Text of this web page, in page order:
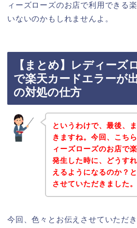
ィーズローズのお店で利用できる
いないのかもしれませんよ。
【まとめ】レディーズ
で楽天カードエラーが
の対処の仕方
というわけで、最後、
きますね。今回、こち
ィーズローズのお店で
発生した時に、どうす
えるようになるのか？
させていただきました。
今回、色々とお伝えさせていただ